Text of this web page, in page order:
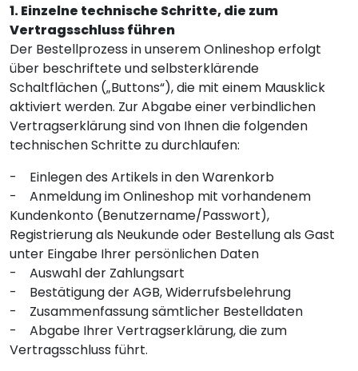
1. Einzelne technische Schritte, die zum
Vertragsschluss führen
Der Bestellprozess in unserem Onlineshop erfolgt
über beschriftete und selbsterklärende
Schaltflächen („Buttons“), die mit einem Mausklick
aktiviert werden. Zur Abgabe einer verbindlichen
Vertragserklärung sind von Ihnen die folgenden
technischen Schritte zu durchlaufen:
- Einlegen des Artikels in den Warenkorb
- Anmeldung im Onlineshop mit vorhandenem
Kundenkonto (Benutzername/Passwort),
Registrierung als Neukunde oder Bestellung als Gast
unter Eingabe Ihrer persönlichen Daten
- Auswahl der Zahlungsart
- Bestätigung der AGB, Widerrufsbelehrung
- Zusammenfassung sämtlicher Bestelldaten
- Abgabe Ihrer Vertragserklärung, die zum
Vertragsschluss führt.